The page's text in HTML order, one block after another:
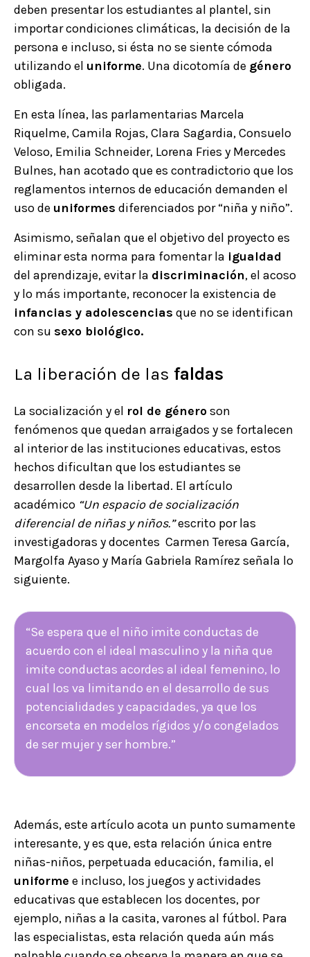
deben presentar los estudiantes al plantel, sin
importar condiciones climáticas, la decisión de la
persona e incluso, si ésta no se siente cómoda
utilizando el uniforme. Una dicotomía de género
obligada.
En esta línea, las parlamentarias Marcela
Riquelme, Camila Rojas, Clara Sagardia, Consuelo
Veloso, Emilia Schneider, Lorena Fries y Mercedes
Bulnes, han acotado que es contradictorio que los
reglamentos internos de educación demanden el
uso de uniformes diferenciados por “niña y niño”.
Asimismo, señalan que el objetivo del proyecto es
eliminar esta norma para fomentar la igualdad
del aprendizaje, evitar la discriminación, el acoso
y lo más importante, reconocer la existencia de
infancias y adolescencias que no se identifican
con su sexo biológico.
La liberación de las faldas
La socialización y el rol de géneroson
fenómenos que quedan arraigados y se fortalecen
al interior de las instituciones educativas, estos
hechos dificultan que los estudiantes se
desarrollen desde la libertad. El artículo
académico “Un espacio de socialización
diferencial de niñas y niños.”escrito por las
investigadoras y docentes Carmen Teresa García,
Margolfa Ayaso y María Gabriela Ramírez señala lo
siguiente.
“Se espera que el niño imite conductas de
acuerdo con el ideal masculino y la niña que
imite conductas acordes al ideal femenino, lo
cual los va limitando en el desarrollo de sus
potencialidades y capacidades, ya que los
encorseta en modelos rígidos y/o congelados
de ser mujer y ser hombre.”
Además, este artículo acota un punto sumamente
interesante, y es que, esta relación única entre
niñas-niños, perpetuada educación, familia, el
uniforme e incluso, los juegos y actividades
educativas que establecen los docentes, por
ejemplo, niñas a la casita, varones al fútbol. Para
las especialistas, esta relación queda aún más